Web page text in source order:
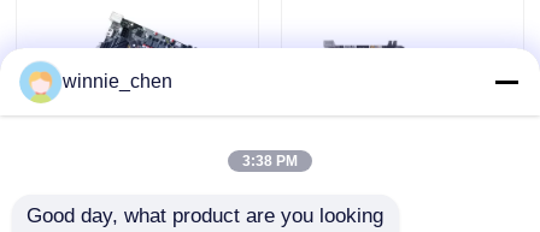
Demandez une citation
Carte graphique minière
Carte mère Carte mère industrielle
winnie_chen
3:38 PM
Good day, what product are you looking